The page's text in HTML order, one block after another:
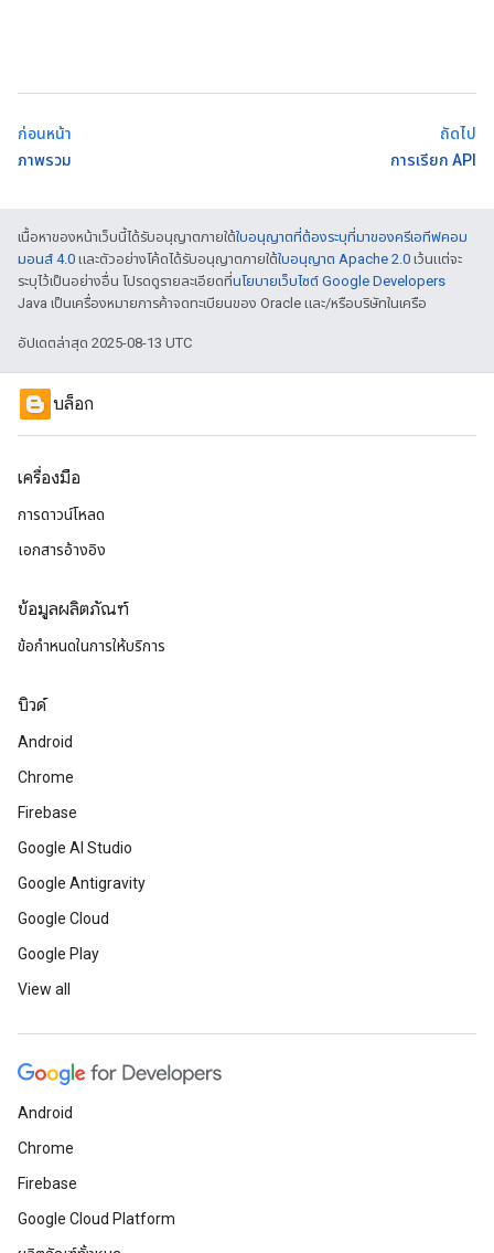
ก่อนหน้า
ภาพรวม
ถัดไป
การเรียก API
เนื้อหาของหน้าเว็บนี้ได้รับอนุญาตภายใต้ใบอนุญาตที่ต้องระบุที่มาของครีเอทีฟคอม
มอนส์ 4.0 และตัวอย่างโค้ดได้รับอนุญาตภายใต้ใบอนุญาต Apache 2.0 เว้นแต่จะ
ระบุไว้เป็นอย่างอื่น โปรดดูรายละเอียดที่นโยบายเว็บไซต์ Google Developers
Java เป็นเครื่องหมายการค้าจดทะเบียนของ Oracle และ/หรือบริษัทในเครือ
อัปเดตล่าสุด 2025-08-13 UTC
บล็อก
เครื่องมือ
การดาวน์โหลด
เอกสารอ้างอิง
ข้อมูลผลิตภัณฑ์
ข้อกำหนดในการให้บริการ
บิวด์
Android
Chrome
Firebase
Google AI Studio
Google Antigravity
Google Cloud
Google Play
View all
Android
Chrome
Firebase
Google Cloud Platform